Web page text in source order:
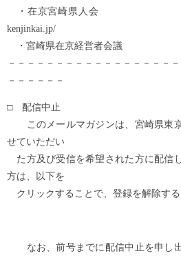
・在京宮崎県人会
kenjinkai.jp/
・宮崎県在京経営者会議
－－－－－－－－－－－－－－－－－
－－－－－－
□ 配信中止
このメールマガジンは、宮崎県東京
せていただい
た方及び受信を希望された方に配信
方は、以下を
クリックすることで、登録を解除する
なお、前号までに配信中止を申し